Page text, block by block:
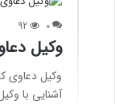
0
92
وکیل
وکیل دعاوی
آشنایی با